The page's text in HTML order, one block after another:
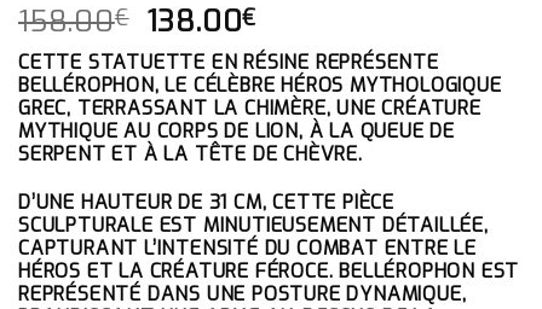
158.00€ LE
PRIX
INITIAL
ÉTAIT :
158.00€.
138.00€
PRIX
ACTUEL
EST :
138.00€.
CETTE STATUETTE EN RÉSINE REPRÉSENTE
BELLÉROPHON, LE CÉLÈBRE HÉROS MYTHOLOGIQUE
GREC, TERRASSANT LA CHIMÈRE, UNE CRÉATURE
MYTHIQUE AU CORPS DE LION, À LA QUEUE DE
SERPENT ET À LA TÊTE DE CHÈVRE.
D’UNE HAUTEUR DE 31 CM, CETTE PIÈCE
SCULPTURALE EST MINUTIEUSEMENT DÉTAILLÉE,
CAPTURANT L’INTENSITÉ DU COMBAT ENTRE LE
HÉROS ET LA CRÉATURE FÉROCE. BELLÉROPHON EST
REPRÉSENTÉ DANS UNE POSTURE DYNAMIQUE,